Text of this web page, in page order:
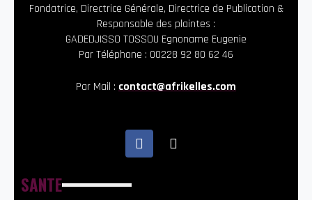
Fondatrice, Directrice Générale, Directrice de Publication &
Responsable des plaintes :
GADEDJISSO TOSSOU Egnoname Eugenie
Par Téléphone : 00228 92 80 62 46
Par Mail : contact@afrikelles.com
SANTE